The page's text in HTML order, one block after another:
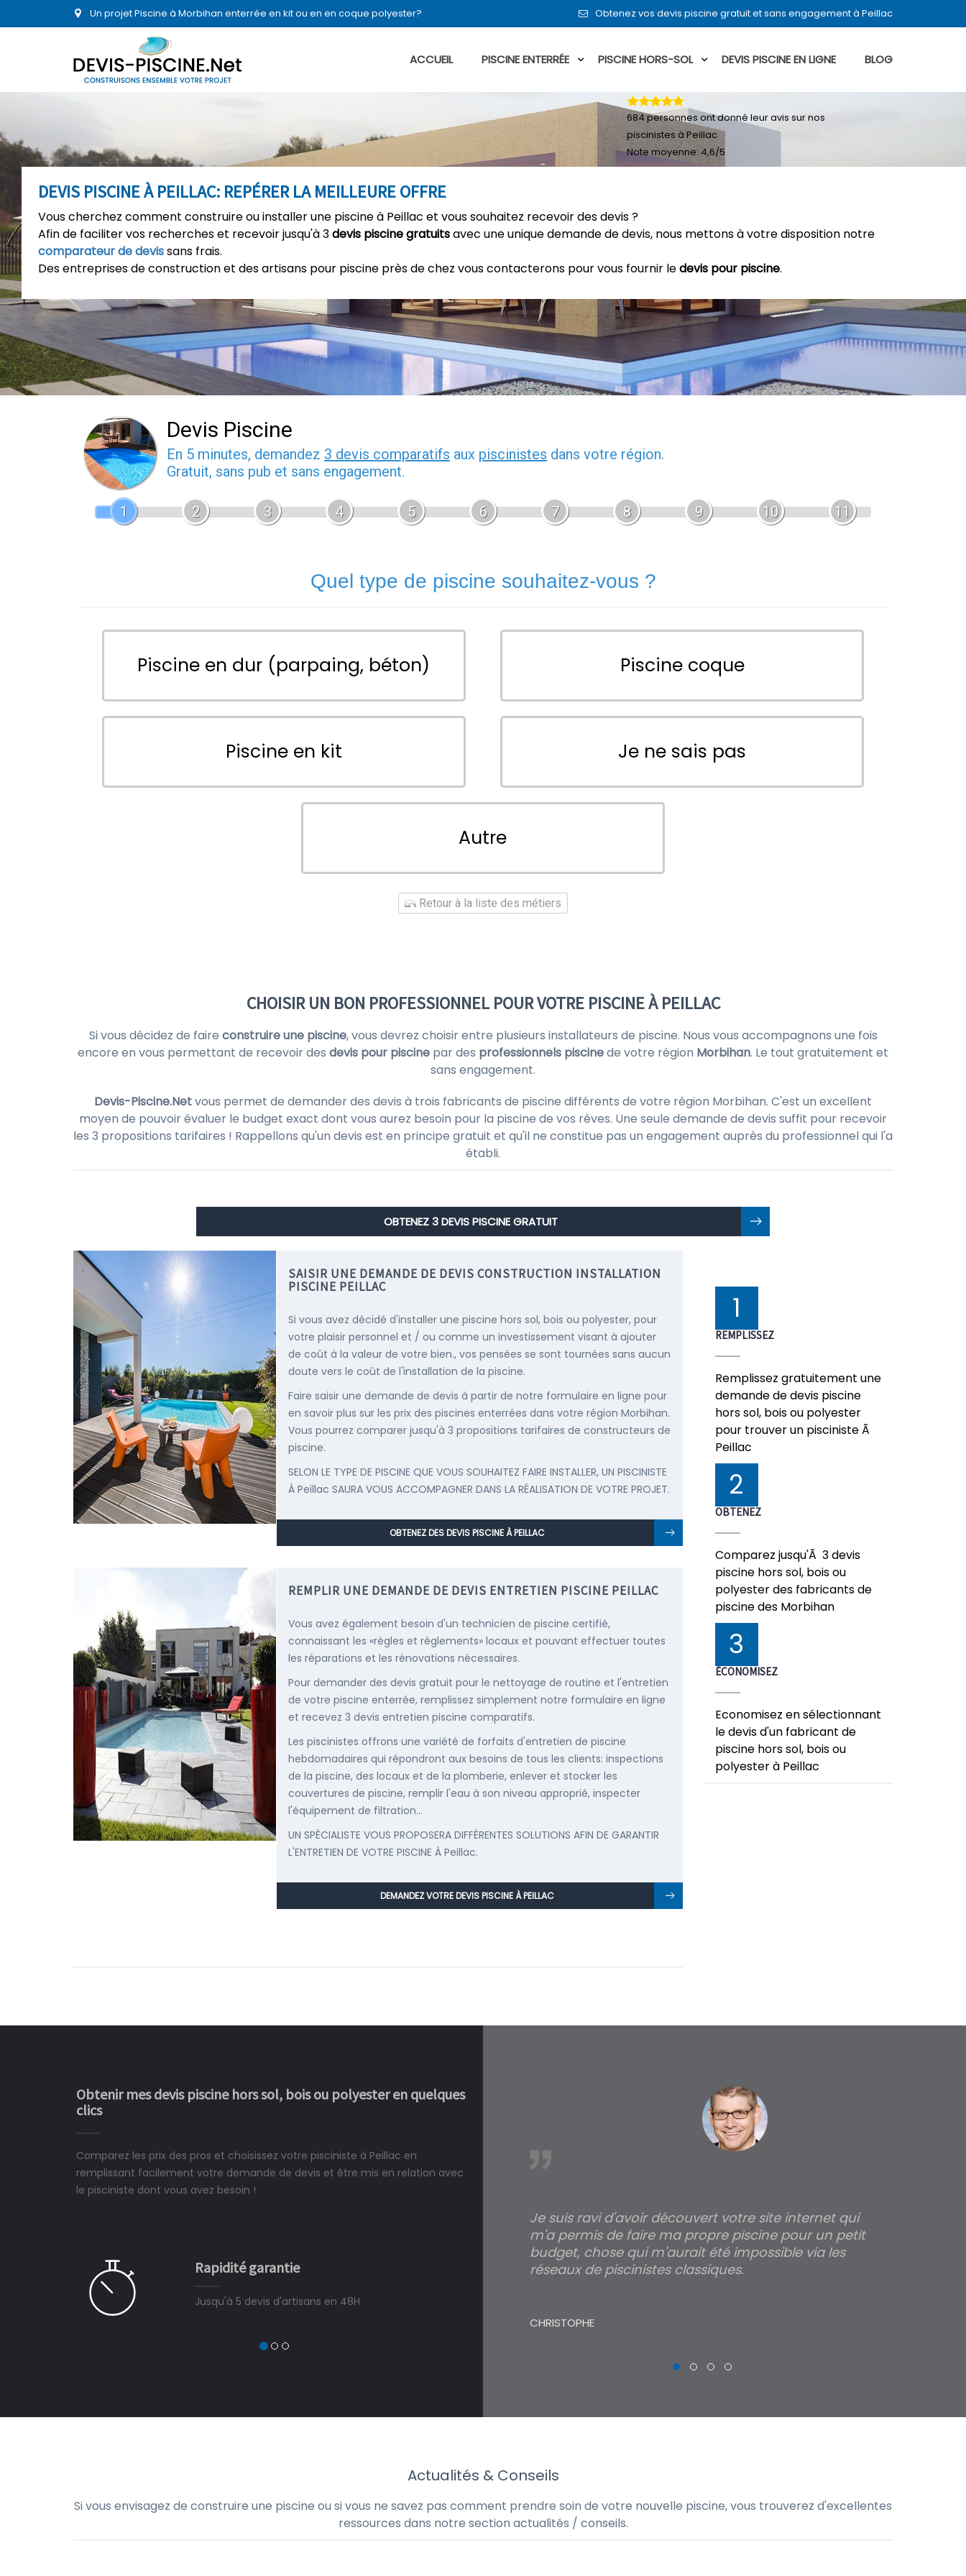
Un projet Piscine à Morbihan enterrée en kit ou en en coque polyester? Obtenez vos devis piscine gratuit et sans engagement à Peillac
ACCUEIL PISCINE ENTERRÉE PISCINE HORS-SOL DEVIS PISCINE EN LIGNE BLOG
DEVIS PISCINE À PEILLAC: REPÉRER LA MEILLEURE OFFRE
Vous cherchez comment construire ou installer une piscine à Peillac et vous souhaitez recevoir des devis ?
Afin de faciliter vos recherches et recevoir jusqu'à 3devis piscine gratuitsavec une unique demande de devis, nous mettons à votre disposition notre
comparateur de devissans frais.
Des entreprises de construction et des artisans pour piscine près de chez vous contacterons pour vous fournir ledevis pour piscine.
684personnes ont donné leuravis sur nos
piscinistes à Peillac
Note moyenne:4,6/5
Devis Piscine
En 5 minutes, demandez 3 devis comparatifs aux piscinistes dans votre région.
Gratuit, sans pub et sans engagement.
1 2 3 4 5 6 7 8 9 10 11
Quel type de piscine souhaitez-vous ?
Piscine en dur (parpaing, béton) Piscine coque
Piscine en kit Je ne sais pas
Autre
Retour à la liste des métiers
CHOISIR UN BON PROFESSIONNEL POUR VOTRE PISCINE À PEILLAC
Si vous décidez de faire construire une piscine, vous devrez choisir entre plusieurs installateurs de piscine. Nous vous accompagnons une fois
encore en vous permettant de recevoir des devis pour piscine par des professionnels piscinede votre région Morbihan. Le tout gratuitement et
sans engagement.
Devis-Piscine.Netvous permet de demander des devis à trois fabricants de piscine différents de votre région Morbihan. C'est un excellent
moyen de pouvoir évaluer le budget exact dont vous aurez besoin pour la piscine de vos rêves. Une seule demande de devis suffit pour recevoir
les 3 propositions tarifaires ! Rappellons qu'un devis est en principe gratuit et qu'il ne constitue pas un engagement auprès du professionnel qui l'a
établi.
OBTENEZ 3 DEVIS PISCINE GRATUIT
SAISIR UNE DEMANDE DE DEVIS CONSTRUCTION INSTALLATION
PISCINE PEILLAC
Si vous avez décidé d'installer une piscine hors sol, bois ou polyester, pour
votre plaisir personnel et / ou comme un investissement visant à ajouter
de coût à la valeur de votre bien., vos pensées se sont tournées sans aucun
doute vers le coût de l'installation de la piscine.
Faire saisir une demande de devis à partir de notre formulaire en ligne pour
en savoir plus sur les prix des piscines enterrées dans votre région Morbihan.
Vous pourrez comparer jusqu'à 3 propositions tarifaires de constructeurs de
piscine.
SELON LE TYPE DE PISCINE QUE VOUS SOUHAITEZ FAIRE INSTALLER, UN PISCINISTE
À Peillac SAURA VOUS ACCOMPAGNER DANS LA RÉALISATION DE VOTRE PROJET.
OBTENEZ DES DEVIS PISCINE À PEILLAC
REMPLIR UNE DEMANDE DE DEVIS ENTRETIEN PISCINE PEILLAC
Vous avez également besoin d'un technicien de piscine certifié,
connaissant les «règles et règlements» locaux et pouvant effectuer toutes
les réparations et les rénovations nécessaires.
Pour demander des devis gratuit pour le nettoyage de routine et l'entretien
de votre piscine enterrée, remplissez simplement notre formulaire en ligne
et recevez 3 devis entretien piscine comparatifs.
Les piscinistes offrons une variété de forfaits d'entretien de piscine
hebdomadaires qui répondront aux besoins de tous les clients: inspections
de la piscine, des locaux et de la plomberie, enlever et stocker les
couvertures de piscine, remplir l'eau à son niveau approprié, inspecter
l'équipement de filtration...
UN SPÉCIALISTE VOUS PROPOSERA DIFFÉRENTES SOLUTIONS AFIN DE GARANTIR
L'ENTRETIEN DE VOTRE PISCINE À Peillac.
DEMANDEZ VOTRE DEVIS PISCINE À PEILLAC
1
REMPLISSEZ
Remplissez gratuitement une
demande de devis piscine
hors sol, bois ou polyester
pour trouver un pisciniste Ã
Peillac
2
OBTENEZ
Comparez jusqu'Ã 3 devis
piscine hors sol, bois ou
polyester des fabricants de
piscine des Morbihan
3
ÉCONOMISEZ
Economisez en sélectionnant
le devis d'un fabricant de
piscine hors sol, bois ou
polyester à Peillac
Obtenir mes devis piscine hors sol, bois ou polyester en quelques
clics
Comparez les prix des pros et choisissez votre pisciniste à Peillac en
remplissant facilement votre demande de devis et être mis en relation avec
le pisciniste dont vous avez besoin !
Rapidité garantie
Jusqu'à 5 devis d'artisans en 48H
ne peut plus s'en passer.
Le rêve devient enfin réalité, une piscine est bien
construit chez moi.
Je suis ravi d'avoir découvert votre site internet qui
m'a permis de faire ma propre piscine pour un petit
budget, chose qui m'aurait été impossible via les
réseaux de piscinistes classiques.
CHRISTOPHE
Actualités & Conseils
Si vous envisagez de construire une piscine ou si vous ne savez pas comment prendre soin de votre nouvelle piscine, vous trouverez d'excellentes
ressources dans notre section actualités / conseils.